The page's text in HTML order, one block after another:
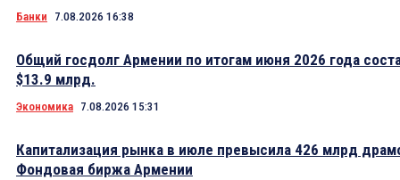
Банки 7.08.2026 16:38
Общий госдолг Армении по итогам июня 2026 года
$13.9 млрд.
Экономика 7.08.2026 15:31
Капитализация рынка в июле превысила 426 млрд
Фондовая биржа Армении